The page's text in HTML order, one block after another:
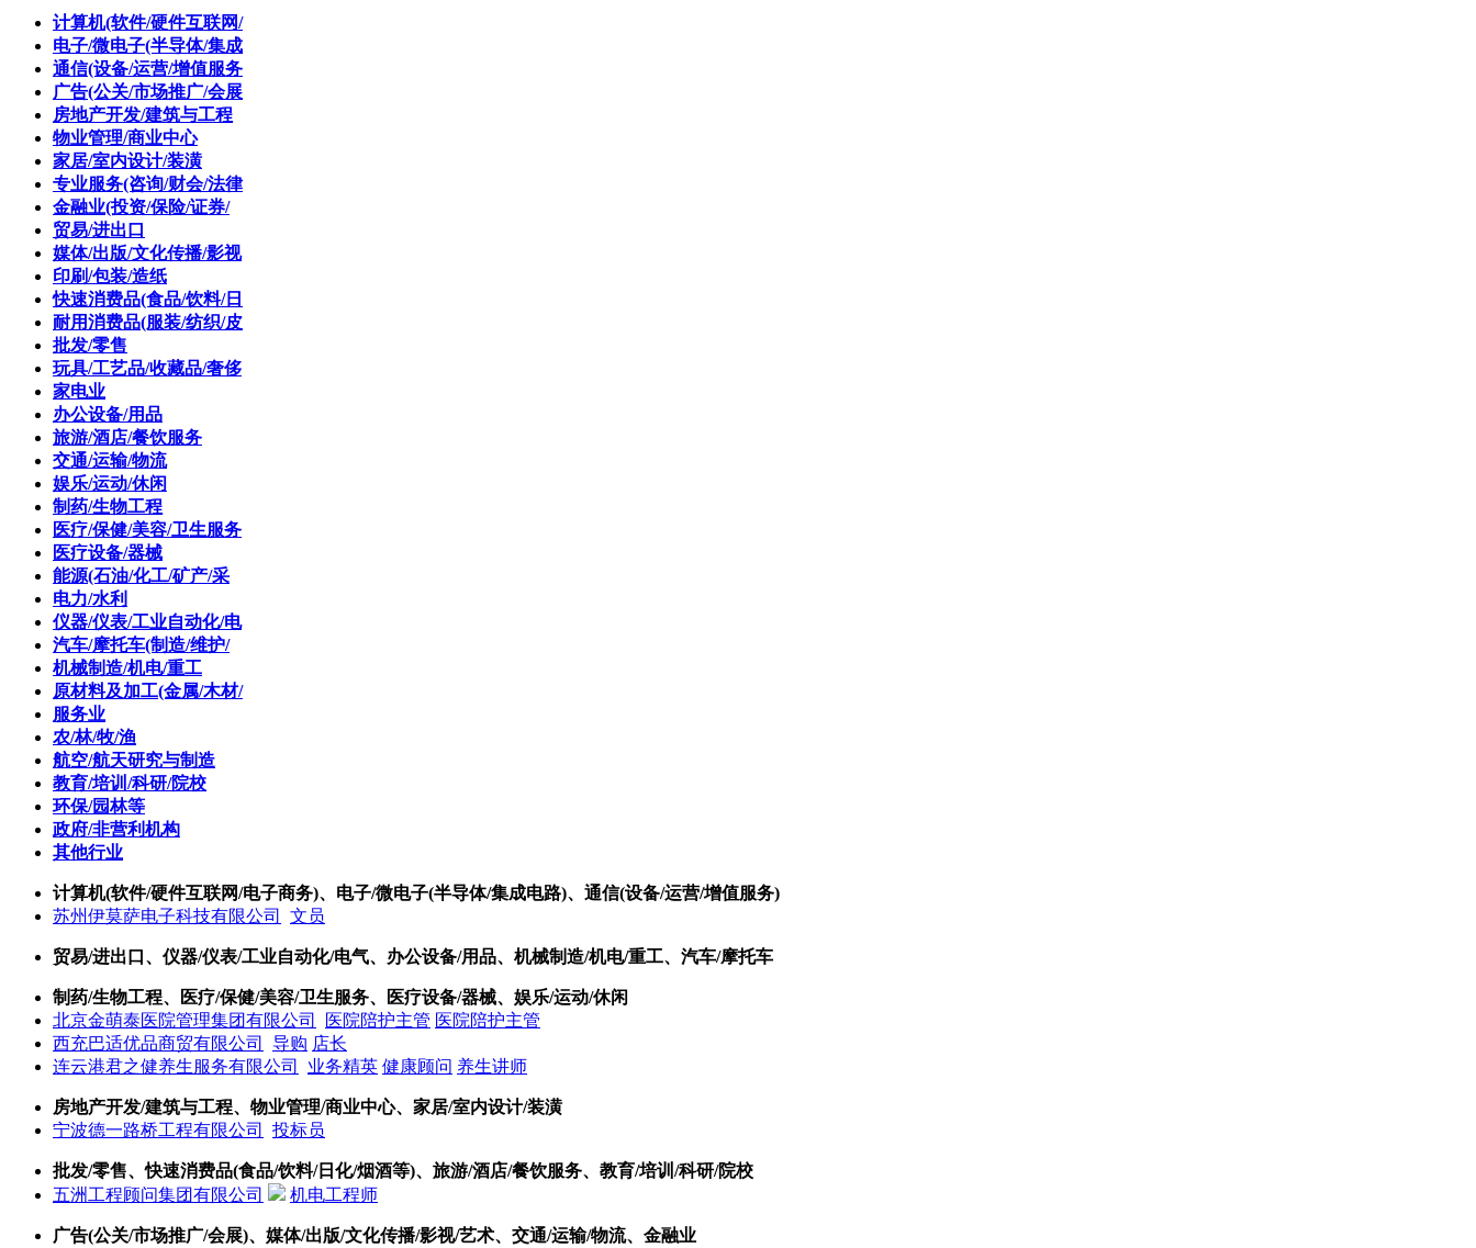
计算机(软件/硬件互联网/
电子/微电子(半导体/集成
通信(设备/运营/增值服务
广告(公关/市场推广/会展
房地产开发/建筑与工程
物业管理/商业中心
家居/室内设计/装潢
专业服务(咨询/财会/法律
金融业(投资/保险/证券/
贸易/进出口
媒体/出版/文化传播/影视
印刷/包装/造纸
快速消费品(食品/饮料/日
耐用消费品(服装/纺织/皮
批发/零售
玩具/工艺品/收藏品/奢侈
家电业
办公设备/用品
旅游/酒店/餐饮服务
交通/运输/物流
娱乐/运动/休闲
制药/生物工程
医疗/保健/美容/卫生服务
医疗设备/器械
能源(石油/化工/矿产/采
电力/水利
仪器/仪表/工业自动化/电
汽车/摩托车(制造/维护/
机械制造/机电/重工
原材料及加工(金属/木材/
服务业
农/林/牧/渔
航空/航天研究与制造
教育/培训/科研/院校
环保/园林等
政府/非营利机构
其他行业
计算机(软件/硬件互联网/电子商务)、电子/微电子(半导体/集成电路)、通信(设备/运营/增值服务)
苏州伊莫萨电子科技有限公司
文员
贸易/进出口、仪器/仪表/工业自动化/电气、办公设备/用品、机械制造/机电/重工、汽车/摩托车
制药/生物工程、医疗/保健/美容/卫生服务、医疗设备/器械、娱乐/运动/休闲
北京金萌泰医院管理集团有限公司
医院陪护主管 医院陪护主管
西充巴适优品商贸有限公司
导购 店长
连云港君之健养生服务有限公司
业务精英 健康顾问 养生讲师
房地产开发/建筑与工程、物业管理/商业中心、家居/室内设计/装潢
宁波德一路桥工程有限公司
投标员
批发/零售、快速消费品(食品/饮料/日化/烟酒等)、旅游/酒店/餐饮服务、教育/培训/科研/院校
五洲工程顾问集团有限公司
机电工程师
广告(公关/市场推广/会展)、媒体/出版/文化传播/影视/艺术、交通/运输/物流、金融业